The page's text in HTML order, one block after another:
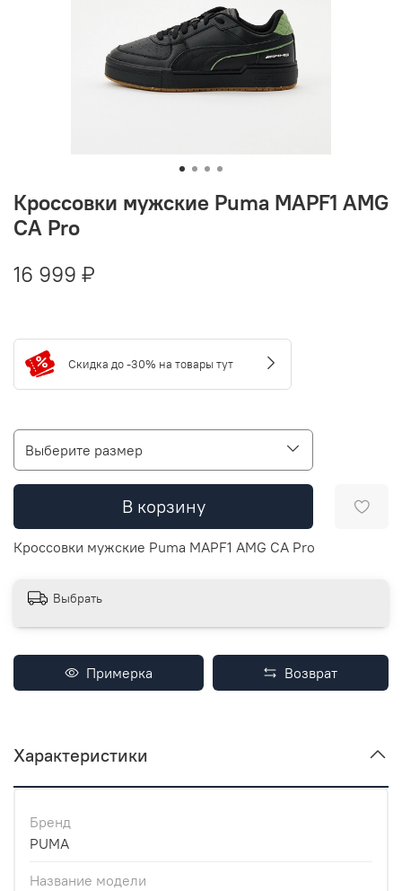
Кроссовки мужские Puma MAPF1 AMG
CA Pro
16 999 ₽
Скидка до -30% на товары тут
Выберите размер
В корзину
Кроссовки мужские Puma MAPF1 AMG CA Pro
Выбрать
Примерка Возврат
Характеристики
Бренд
PUMA
Название модели